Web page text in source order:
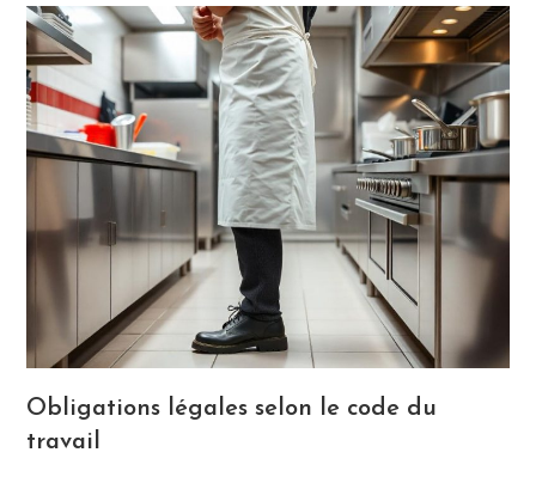
Obligations légales selon le code du
travail